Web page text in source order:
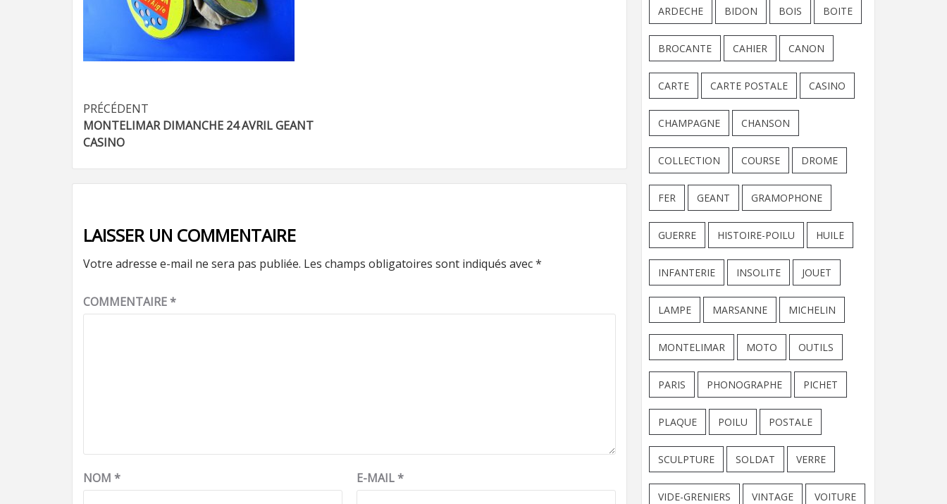
Navigation
d’article
PRÉCÉDENT
MONTELIMAR DIMANCHE 24 AVRIL GEANT
CASINO
LAISSER UN COMMENTAIRE
Votre adresse e-mail ne sera pas publiée. Les champs obligatoires sont indiqués avec*
COMMENTAIRE*
NOM * E-MAIL*
ARDECHE BIDON BOIS BOITE
BROCANTE CAHIER CANON
CARTE CARTE POSTALE CASINO
CHAMPAGNE CHANSON
COLLECTION COURSE DROME
FER GEANT GRAMOPHONE
GUERRE HISTOIRE-POILU HUILE
INFANTERIE INSOLITE JOUET
LAMPE MARSANNE MICHELIN
MONTELIMAR MOTO OUTILS
PARIS PHONOGRAPHE PICHET
PLAQUE POILU POSTALE
SCULPTURE SOLDAT VERRE
VIDE-GRENIERS VINTAGE VOITURE